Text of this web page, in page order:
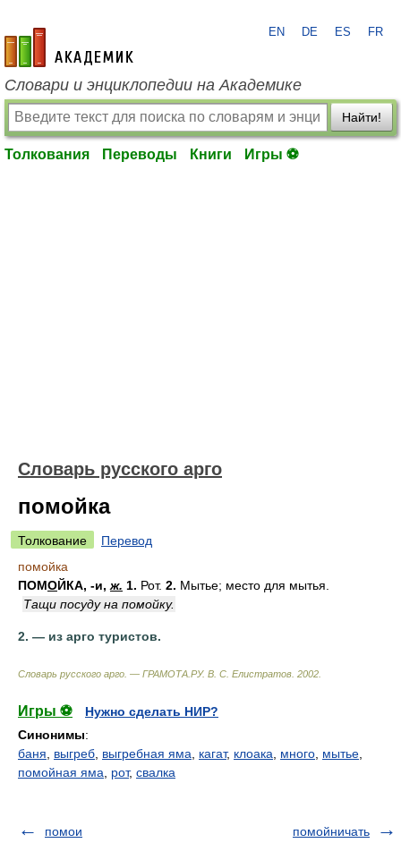
academic.ru
EN DE ES FR
Словари и энциклопедии на Академике
Найти!
Толкования Переводы Книги Игры ⚽
Словарь русского арго
помойка
Толкование
Перевод
помойка
ПОМОЙКА, -и, ж. 1. Рот. 2. Мытье; место для мытья.
Тащи посуду на помойку.
2. — из арго туристов.
Словарь русского арго. — ГРАМОТА.РУ. В. С. Елистратов 2002
Игры ⚽
Нужно сделать НИР?
Синонимы:
баня
выгреб выгребная яма кагат, клоака много мытье
помойная яма
рот, свалка
помои помойничать